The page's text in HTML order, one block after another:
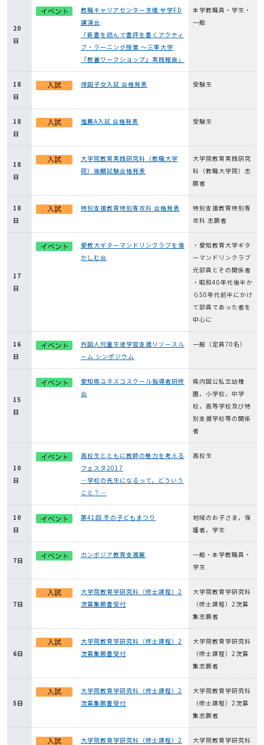
20
日
教職キャリアセンター主催 全学FD
講演会
「新書を読んで書評を書くアクティ
ブ・ラーニング授業 ～三重大学
『教養ワークショップ』実践報告」
本学教職員・学生・
一般
18
日
帰国子女入試 合格発表 受験生
18
日
推薦A入試 合格発表 受験生
18
日
大学院教育実践研究科（教職大学
院）後期試験合格発表
大学院教育実践研究
科（教職大学院）志
願者
18
日
特別支援教育特別専攻科 合格発表
特別支援教育特別専
攻科 志願者
17
日
愛教大ギターマンドリンクラブを懐
かしむ会
・愛知教育大学ギタ
ーマンドリンクラブ
元部員とその関係者
・昭和40年代後半か
ら50年代前半にかけ
て部員であった者を
中心に
16
日
外国人児童生徒学習支援リソースル
ーム シンポジウム
一般（定員70名）
15
日
愛知県ユネスコスクール指導者研修
会
県内国公私立幼稚
園，小学校，中学
校，高等学校及び特
別支援学校等の関係
者
10
日
高校生とともに教師の魅力を考える
フェスタ2017
―学校の先生になるって，どういう
こと？―
高校生
10
日
第41回 冬の子どもまつり
地域のお子さま，保
護者，学生
7日
カンボジア教育支援展
一般・本学教職員・
学生
7日
大学院教育学研究科（修士課程）2
次募集願書受付
大学院教育学研究科
（修士課程）2次募
集志願者
6日
大学院教育学研究科（修士課程）2
次募集願書受付
大学院教育学研究科
（修士課程）2次募
集志願者
5日
大学院教育学研究科（修士課程）2
次募集願書受付
大学院教育学研究科
（修士課程）2次募
集志願者
大学院教育学研究科（修士課程）2
大学院教育学研究科